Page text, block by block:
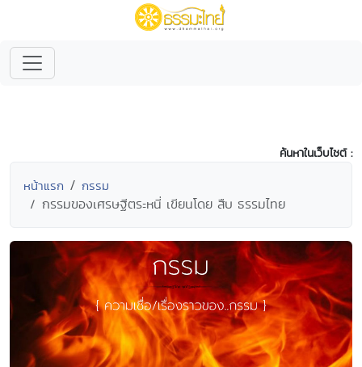
ค้นหาในเว็บไซต์ :
หน้าแรก กรรม
กรรมของเศรษฐีตระหนี่ เขียนโดย สืบ ธรรมไทย